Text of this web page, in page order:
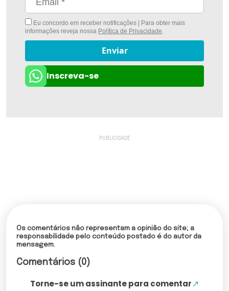
Eu concordo em receber notificações | Para obter mais
informações reveja nossa Política de Privacidade.
Enviar
Inscreva-se
Os comentários não representam a opinião do site; a
responsabilidade pelo conteúdo postado é do autor da
mensagem.
Comentários (0)
Torne-se um assinante para comentar